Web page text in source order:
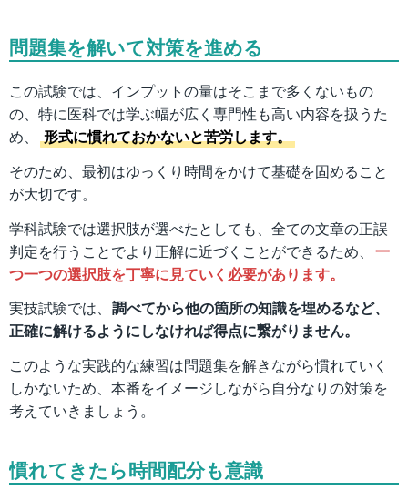
問題集を解いて対策を進める
この試験では、インプットの量はそこまで多くないもの
の、特に医科では学ぶ幅が広く専門性も高い内容を扱うた
め、
形式に慣れておかないと苦労します。
そのため、最初はゆっくり時間をかけて基礎を固めること
が大切です。
学科試験では選択肢が選べたとしても、全ての文章の正誤
判定を行うことでより正解に近づくことができるため、 一
つ一つの選択肢を丁寧に見ていく必要があります。
実技試験では、 調べてから他の箇所の知識を埋めるなど、
正確に解けるようにしなければ得点に繋がりません。
このような実践的な練習は問題集を解きながら慣れていく
しかないため、本番をイメージしながら自分なりの対策を
考えていきましょう。
慣れてきたら時間配分も意識